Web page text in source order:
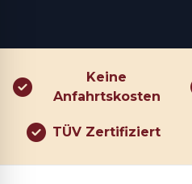
Keine
Anfahrtskosten
TÜV Zertifiziert